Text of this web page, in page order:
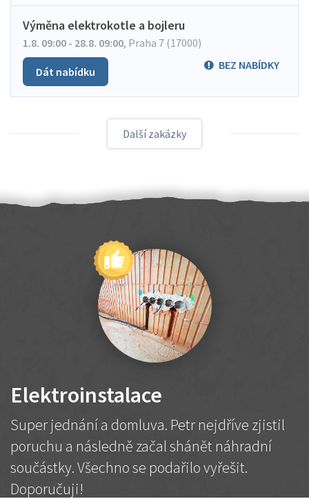
Výměna elektrokotle a bojleru
1.8. 09:00 - 28.8. 09:00, Praha 7 (17000)
BEZ NABÍDKY
Dát nabídku
Další zakázky
Elektroinstalace
Super jednání a domluva. Petr nejdříve zjistil
poruchu a následně začal shánět náhradní
součástky. Všechno se podařilo vyřešit.
Doporučuji!